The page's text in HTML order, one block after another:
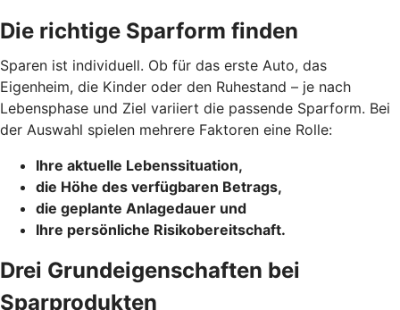
Die richtige Sparform finden
Sparen ist individuell. Ob für das erste Auto, das
Eigenheim, die Kinder oder den Ruhestand – je nach
Lebensphase und Ziel variiert die passende Sparform. Bei
der Auswahl spielen mehrere Faktoren eine Rolle:
Ihre aktuelle Lebenssituation,
die Höhe des verfügbaren Betrags,
die geplante Anlagedauer und
Ihre persönliche Risikobereitschaft.
Drei Grundeigenschaften bei
Sparprodukten